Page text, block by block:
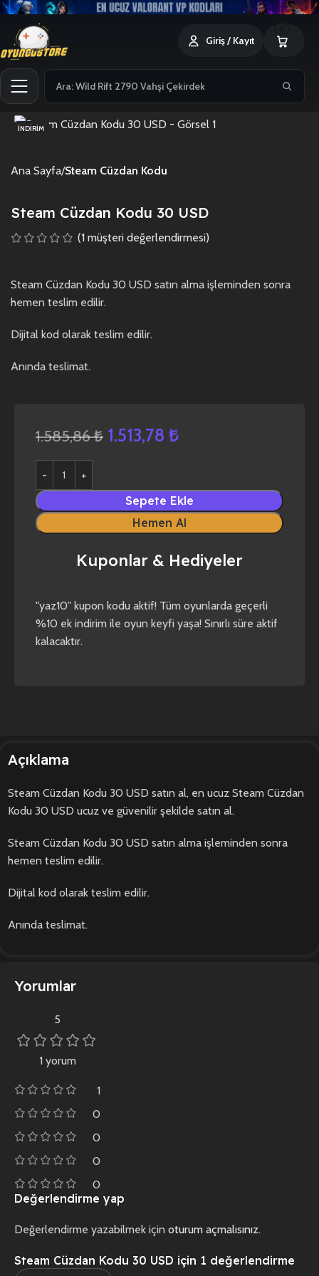
Giriş / Kayıt
İNDIRIM
Ana Sayfa Steam Cüzdan Kodu
Steam Cüzdan Kodu 30 USD
(1 müşteri değerlendirmesi)
Steam Cüzdan Kodu 30 USD satın alma işleminden sonra
hemen teslim edilir.
Dijital kod olarak teslim edilir.
Anında teslimat.
1.585,86₺ 1.513,78 ₺
Sepete Ekle
Hemen Al
Kuponlar & Hediyeler
"yaz10" kupon kodu aktif! Tüm oyunlarda geçerli
%10 ek indirim ile oyun keyfi yaşa! Sınırlı süre aktif
kalacaktır.
Açıklama
Steam Cüzdan Kodu 30 USD satın al, en ucuz Steam Cüzdan
Kodu 30 USD ucuz ve güvenilir şekilde satın al.
Steam Cüzdan Kodu 30 USD satın alma işleminden sonra
hemen teslim edilir.
Dijital kod olarak teslim edilir.
Anında teslimat.
Yorumlar
5
1 yorum
1
0
0
0
0
Steam Cüzdan Kodu 30 USD için 1 değerlendirme
Değerlendirme yap
Değerlendirme yazabilmek için oturum açmalısınız.